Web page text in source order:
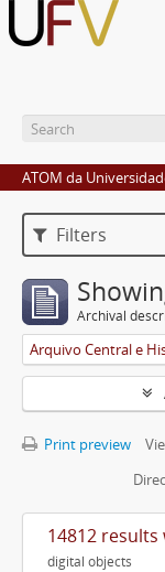
ATOM da
Filters
Archival
Print preview
14812
digital objects